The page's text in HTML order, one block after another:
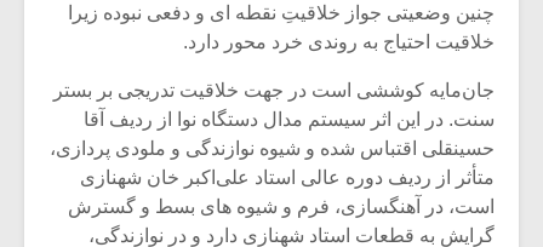
چنین وضعیتی جواز خلاقیتِ نقطه ای و دفعی نبوده زیرا
خلاقیت احتیاج به روندی خرد محور دارد.
جان‌مایه کوششی است در جهت خلاقیت تدریجی بر بستر
سنت. در این اثر سیستم مدال دستگاه نوا از ردیف آقا
حسینقلی اقتباس شده و شیوه نوازندگی و ملودی پردازی،
متأثر از ردیف دوره عالی استاد علی‌اکبر خان شهنازی
است، در آهنگسازی، فرم و شیوه های بسط و گسترش
گرایش به قطعات استاد شهنازی دارد و در نوازندگی،